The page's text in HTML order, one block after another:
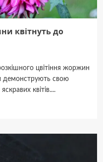
квітнуть до
цвітіння жоржин
демонструють свою
квітів....